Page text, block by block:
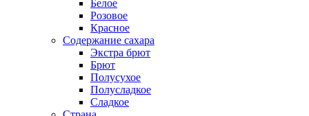
Белое
Розовое
Красное
Содержание сахара
Экстра брют
Брют
Полусухое
Полусладкое
Сладкое